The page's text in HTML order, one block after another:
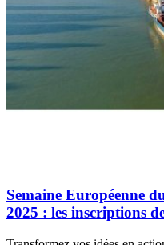
Semaine Européenne
2025 : les inscriptions